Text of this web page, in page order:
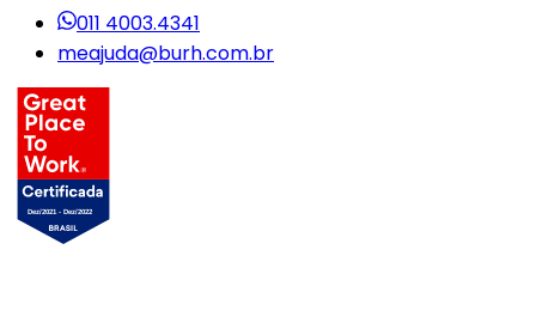
011 4003.4341
meajuda@burh.com.br